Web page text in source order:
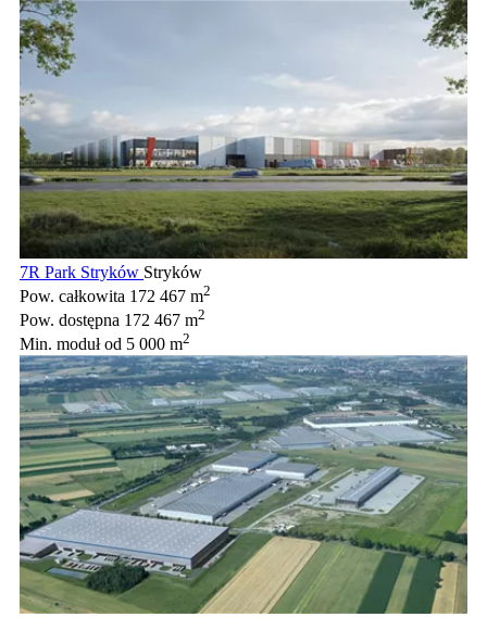
7R Park Stryków Stryków
Pow. całkowita 172 467 m2
Pow. dostępna 172 467 m2
Min. modułod 5 000 m2